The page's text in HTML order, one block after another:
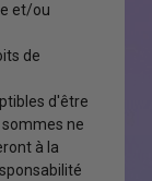
et/ou
de
d'être
ne
à la